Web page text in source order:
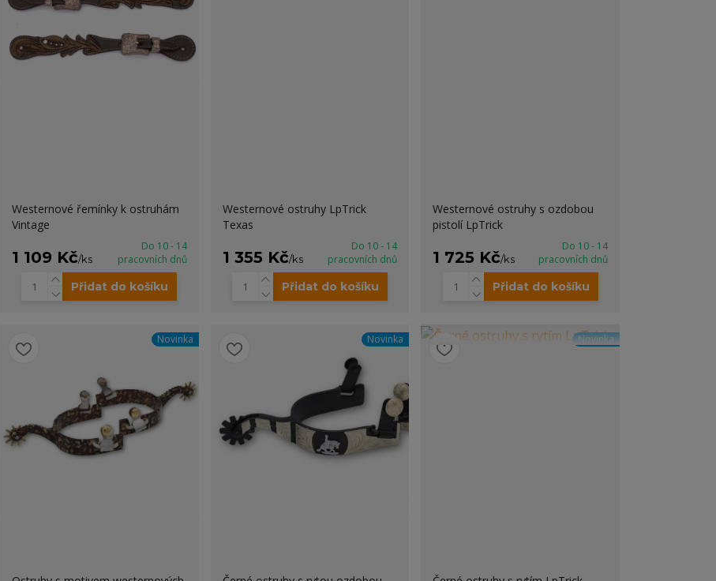
Westernové řemínky k ostruhám
Vintage
1 109 Kč/ks
Do 10 - 14
pracovních dnů
Přidat do košíku
Westernové ostruhy LpTrick
Texas
1 355 Kč/ks
Do 10 - 14
pracovních dnů
Přidat do košíku
Westernové ostruhy s ozdobou
pistolí LpTrick
1 725 Kč/ks
Do 10 - 14
pracovních dnů
Přidat do košíku
Novinka Novinka Novinka